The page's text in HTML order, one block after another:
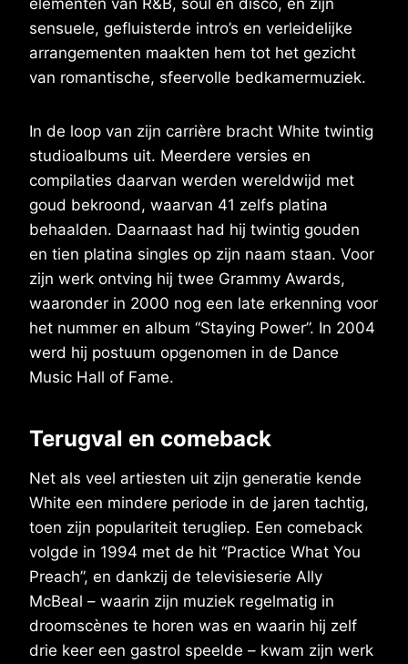
sensuele, gefluisterde intro’s en verleidelijke
arrangementen maakten hem tot het gezicht
van romantische, sfeervolle bedkamermuziek.
In de loop van zijn carrière bracht White twintig
studioalbums uit. Meerdere versies en
compilaties daarvan werden wereldwijd met
goud bekroond, waarvan 41 zelfs platina
behaalden. Daarnaast had hij twintig gouden
en tien platina singles op zijn naam staan. Voor
zijn werk ontving hij twee Grammy Awards,
waaronder in 2000 nog een late erkenning voor
het nummer en album “Staying Power”. In 2004
werd hij postuum opgenomen in de Dance
Music Hall of Fame.
Terugval en comeback
Net als veel artiesten uit zijn generatie kende
White een mindere periode in de jaren tachtig,
toen zijn populariteit terugliep. Een comeback
volgde in 1994 met de hit “Practice What You
Preach”, en dankzij de televisieserie Ally
McBeal – waarin zijn muziek regelmatig in
droomscènes te horen was en waarin hij zelf
drie keer een gastrol speelde – kwam zijn werk